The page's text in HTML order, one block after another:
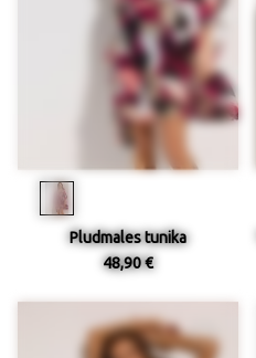
Pludmales tunika
48,90 €